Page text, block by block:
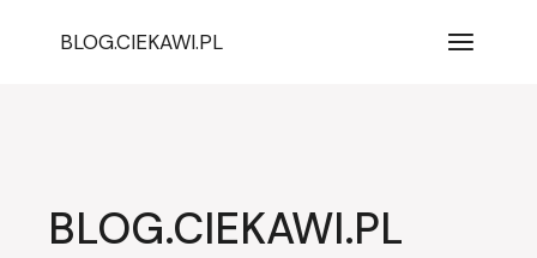
BLOG.CIEKAWI.PL
BLOG.CIEKAWI.PL